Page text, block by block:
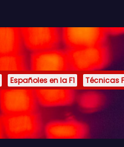
Españoles en la F1 Técnicas